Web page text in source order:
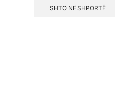
SHTO NË SHPORTË